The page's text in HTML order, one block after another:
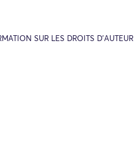
SUR LES DROITS D’AUTEUR